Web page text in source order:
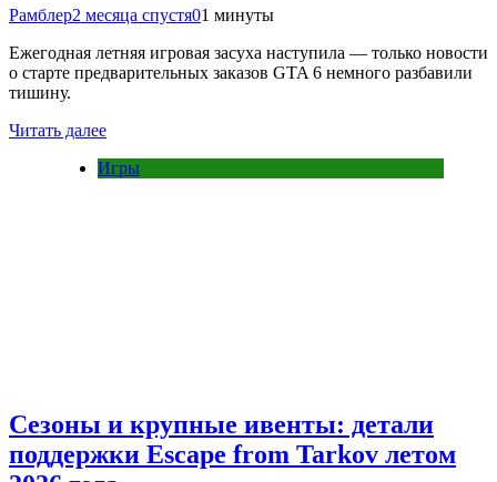
Рамблер2 месяца спустя01 минуты
Ежегодная летняя игровая засуха наступила — только новости
о старте предварительных заказов GTA 6 немного разбавили
тишину.
Читать далее
Игры
Сезоны и крупные ивенты: детали
поддержки Escape from Tarkov летом